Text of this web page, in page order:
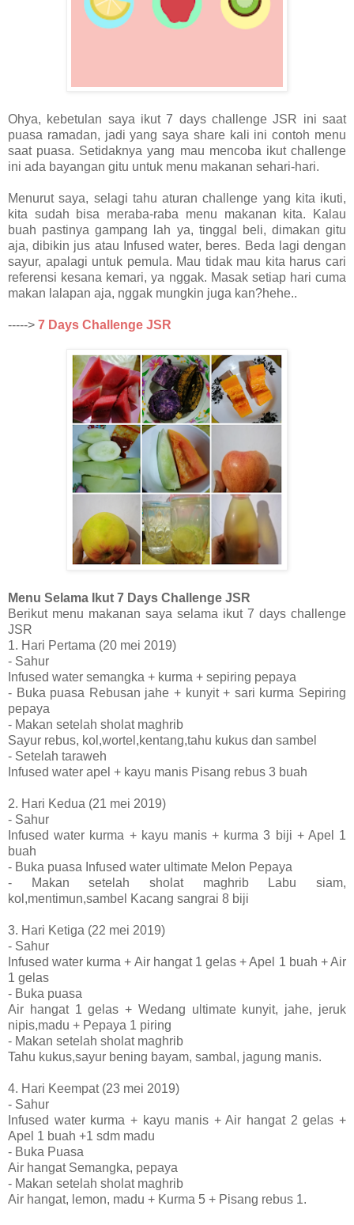
Ohya, kebetulan saya ikut 7 days challenge JSR ini saat
puasa ramadan, jadi yang saya share kali ini contoh menu
saat puasa. Setidaknya yang mau mencoba ikut challenge
ini ada bayangan gitu untuk menu makanan sehari-hari.
Menurut saya, selagi tahu aturan challenge yang kita ikuti,
kita sudah bisa meraba-raba menu makanan kita. Kalau
buah pastinya gampang lah ya, tinggal beli, dimakan gitu
aja, dibikin jus atau Infused water, beres. Beda lagi dengan
sayur, apalagi untuk pemula. Mau tidak mau kita harus cari
referensi kesana kemari, ya nggak. Masak setiap hari cuma
makan lalapan aja, nggak mungkin juga kan?hehe..
-----> 7 Days Challenge JSR
Menu Selama Ikut 7 Days Challenge JSR
Berikut menu makanan saya selama ikut 7 days challenge
JSR
1. Hari Pertama (20 mei 2019)
- Sahur
Infused water semangka + kurma + sepiring pepaya
- Buka puasa Rebusan jahe + kunyit + sari kurma Sepiring
pepaya
- Makan setelah sholat maghrib
Sayur rebus, kol,wortel,kentang,tahu kukus dan sambel
- Setelah taraweh
Infused water apel + kayu manis Pisang rebus 3 buah
2. Hari Kedua (21 mei 2019)
- Sahur
Infused water kurma + kayu manis + kurma 3 biji + Apel 1
buah
- Buka puasa Infused water ultimate Melon Pepaya
- Makan setelah sholat maghrib Labu siam,
kol,mentimun,sambel Kacang sangrai 8 biji
3. Hari Ketiga (22 mei 2019)
- Sahur
Infused water kurma + Air hangat 1 gelas + Apel 1 buah + Air
1 gelas
- Buka puasa
Air hangat 1 gelas + Wedang ultimate kunyit, jahe, jeruk
nipis,madu + Pepaya 1 piring
- Makan setelah sholat maghrib
Tahu kukus,sayur bening bayam, sambal, jagung manis.
4. Hari Keempat (23 mei 2019)
- Sahur
Infused water kurma + kayu manis + Air hangat 2 gelas +
Apel 1 buah +1 sdm madu
- Buka Puasa
Air hangat Semangka, pepaya
- Makan setelah sholat maghrib
Air hangat, lemon, madu + Kurma 5 + Pisang rebus 1.